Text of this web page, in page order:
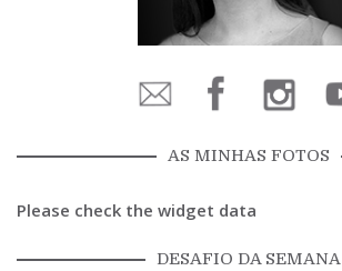
AS MINHAS FOTOS
Please check the widget data
DESAFIO DA SEMANA